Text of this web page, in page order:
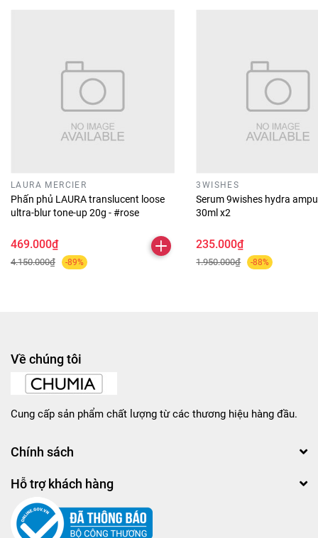
LAURA MERCIER
Phấn phủ LAURA translucent loose
ultra-blur tone-up 20g - #rose
469.000₫
4.150.000₫ -89%
3WISHES
Serum 9wishes hydra
30ml x2
235.000₫
1.950.000₫ -88%
Về chúng tôi
Cung cấp sản phẩm chất lượng từ các thương hiệu hàng đầu.
Chính sách
Hỗ trợ khách hàng